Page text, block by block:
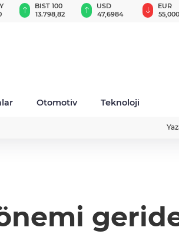
USD
47,6984
EUR
55,0003
GBP
Otomotiv Teknoloji